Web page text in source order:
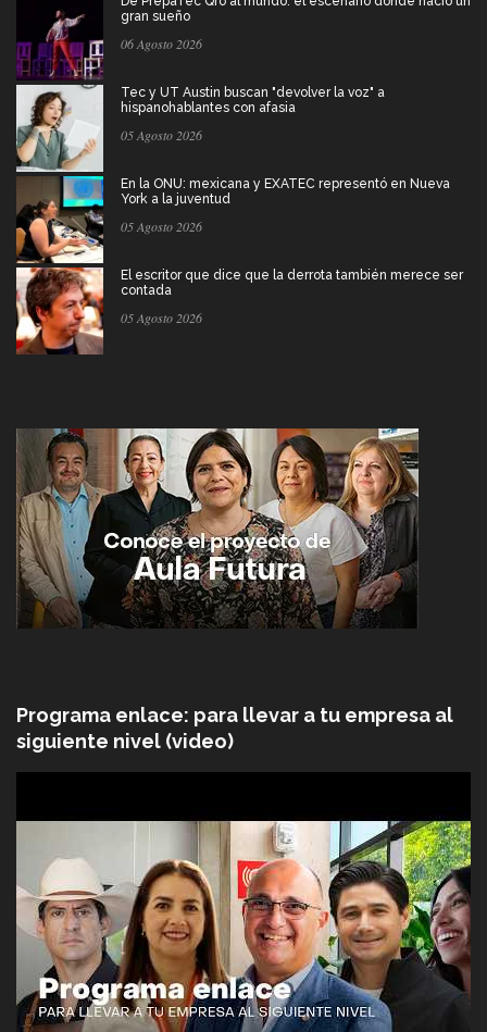
gran sueño
06 Agosto 2026
Tec y UT Austin buscan "devolver la voz" a
hispanohablantes con afasia
05 Agosto 2026
En la ONU: mexicana y EXATEC representó en Nueva
York a la juventud
05 Agosto 2026
El escritor que dice que la derrota también merece ser
contada
05 Agosto 2026
Programa enlace: para llevar a tu empresa al
siguiente nivel (video)